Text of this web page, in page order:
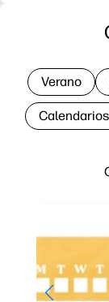
Verano